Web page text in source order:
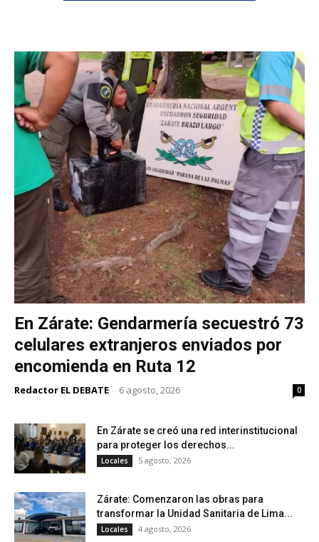
En Zárate: Gendarmería secuestró 73
celulares extranjeros enviados por
encomienda en Ruta 12
Redactor EL DEBATE - 6 agosto, 2026 0
En Zárate se creó una red interinstitucional
para proteger los derechos...
Locales 5 agosto, 2026
Zárate: Comenzaron las obras para
transformar la Unidad Sanitaria de Lima...
Locales 4 agosto, 2026